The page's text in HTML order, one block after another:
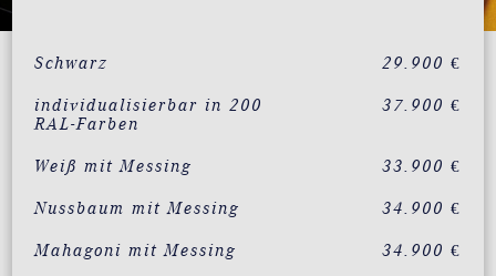
Schwarz 29.900 €
individualisierbar in 200
RAL-Farben
37.900 €
Weiß mit Messing 33.900 €
Nussbaum mit Messing 34.900 €
Mahagoni mit Messing 34.900 €